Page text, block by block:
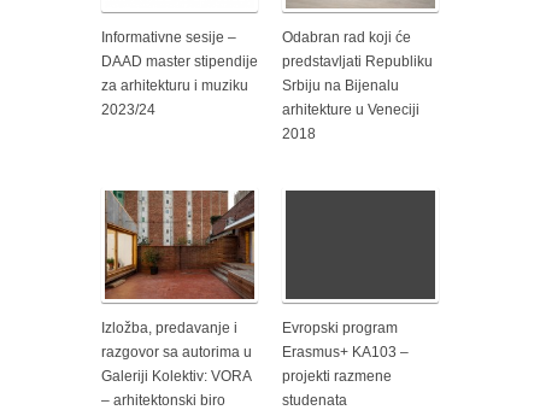
Informativne sesije –
DAAD master stipendije
za arhitekturu i muziku
2023/24
Odabran rad koji će
predstavljati Republiku
Srbiju na Bijenalu
arhitekture u Veneciji
2018
Izložba, predavanje i
razgovor sa autorima u
Galeriji Kolektiv: VORA
– arhitektonski biro
Evropski program
Erasmus+ KA103 –
projekti razmene
studenata